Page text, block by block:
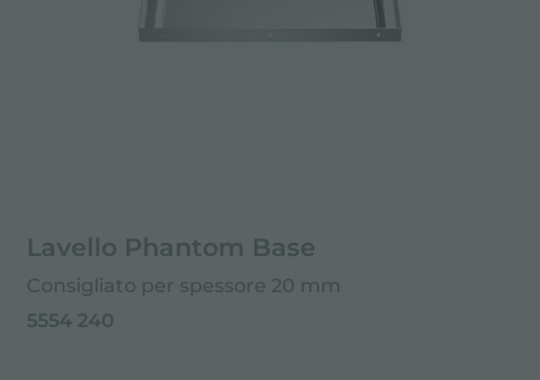
Lavello Phantom Base
Consigliato per spessore 20 mm
5554 240